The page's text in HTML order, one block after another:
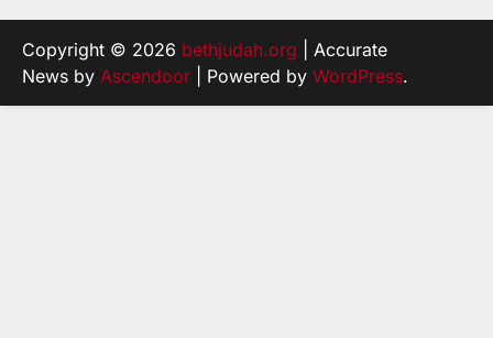
Copyright © 2026 bethjudah.org | Accurate
News by Ascendoor | Powered by WordPress.